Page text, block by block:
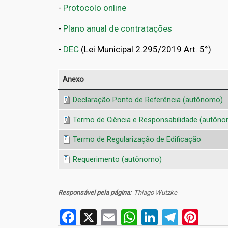
- Protocolo online
- Plano anual de contratações
- DEC (Lei Municipal 2.295/2019 Art. 5°)
Anexo
Declaração Ponto de Referência (autônomo)
Termo de Ciência e Responsabilidade
Termo de Regularização de Edificação
Requerimento (autônomo)
Responsável pela página Thiago Wutzke
Facebook
X EmailWhatsApp
LinkedIn